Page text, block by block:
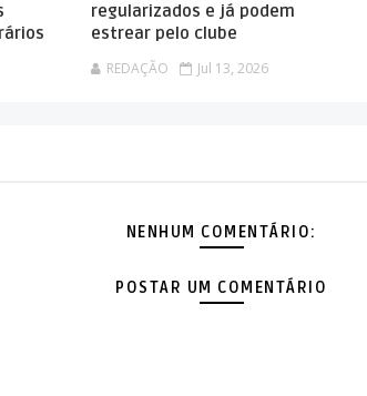
regularizados e já podem
estrear pelo clube
REDAÇÃO Jul 13, 2026
NENHUM COMENTÁRIO:
POSTAR UM COMENTÁRIO